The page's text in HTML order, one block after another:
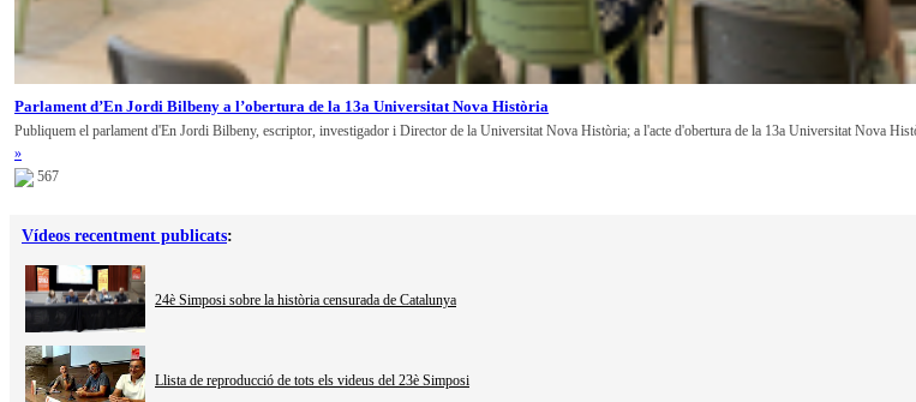
Parlament d’En Jordi Bilbeny a l’obertura de la 13a Universitat Nova Història
Publiquem el parlament d'En Jordi Bilbeny, escriptor, investigador i Director de la Universitat Nova Història; a l'acte d'obertura de la 13a Universitat Nova
»
567
Vídeos recentment publicats:
24è Simposi sobre la història censurada de Catalunya
Llista de reproducció de tots els videus del 23è Simposi